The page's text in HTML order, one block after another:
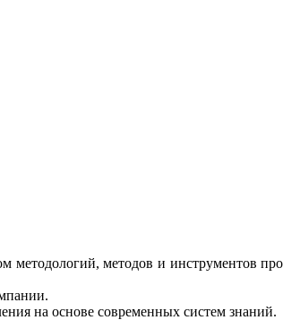
методов и инструментов
на основе современных систем знаний.